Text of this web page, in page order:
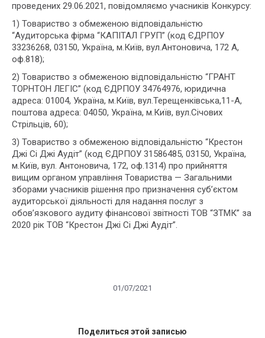
проведених 29.06.2021, повідомляємо учасників Конкурсу:
1) Товариство з обмеженою відповідальністю
“Аудиторська фірма “КАПІТАЛ ГРУП” (код ЄДРПОУ
33236268, 03150, Україна, м.Київ, вул.Антоновича, 172 А,
оф.818);
2) Товариство з обмеженою відповідальністю “ГРАНТ
ТОРНТОН ЛЕГІС” (код ЄДРПОУ 34764976, юридична
адреса: 01004, Україна, м.Київ, вул.Терещенківська,11-А,
поштова адреса: 04050, Україна, м.Київ, вул.Січових
Стрільців, 60);
3) Товариство з обмеженою відповідальністю “Крестон
Джі Сі Джі Аудіт” (код ЄДРПОУ 31586485, 03150, Україна,
м.Київ, вул. Антоновича, 172, оф.1314) про прийняття
вищим органом управління Товариства — Загальними
зборами учасників рішення про призначення суб’єктом
аудиторської діяльності для надання послуг з
обов’язкового аудиту фінансової звітності ТОВ “ЗТМК” за
2020 рік ТОВ “Крестон Джі Сі Джі Аудіт”.
01/07/2021
Поделиться этой записью